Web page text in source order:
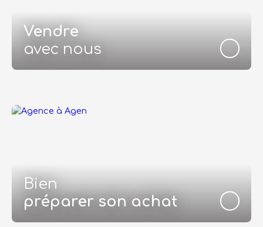
Vendre
avec nous
Bien
préparer son achat